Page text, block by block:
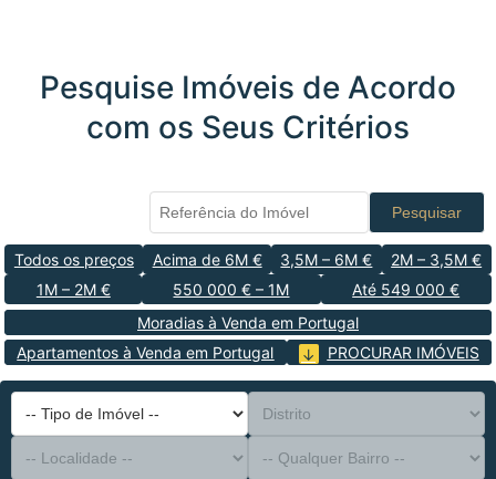
Pesquise Imóveis de Acordo
com os Seus Critérios
Pesquisar
Todos os preços Acima de 6M € 3,5M – 6M €
2M – 3,5M €
1M – 2M €
550 000 € – 1M
Até 549 000 €
Moradias à Venda em Portugal
Apartamentos à Venda em Portugal
PROCURAR IMÓVEIS
-- Tipo de Imóvel --
Distrito
-- Localidade --
-- Qualquer Bairro --
-- Qualquer Número --
Ordenar Por